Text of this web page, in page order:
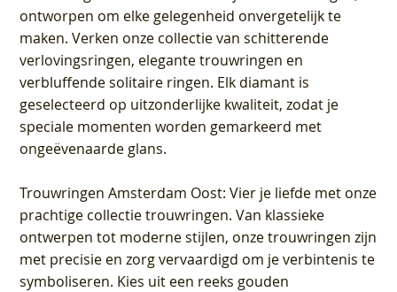
ontworpen om elke gelegenheid onvergetelijk te
maken. Verken onze collectie van schitterende
verlovingsringen, elegante trouwringen en
verbluffende solitaire ringen. Elk diamant is
geselecteerd op uitzonderlijke kwaliteit, zodat je
speciale momenten worden gemarkeerd met
ongeëvenaarde glans.
Trouwringen Amsterdam Oost: Vier je liefde met onze
prachtige collectie trouwringen. Van klassieke
ontwerpen tot moderne stijlen, onze trouwringen zijn
met precisie en zorg vervaardigd om je verbintenis te
symboliseren. Kies uit een reeks gouden